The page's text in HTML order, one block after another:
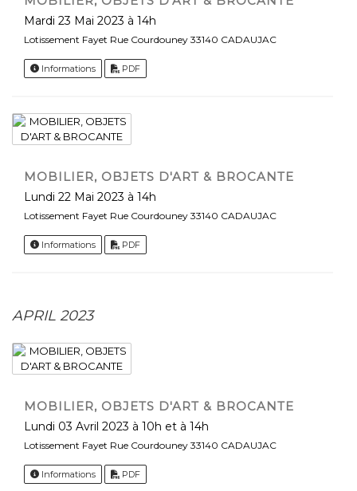
Mardi 23 Mai 2023 à 14h
Lotissement Fayet Rue Courdouney 33140 CADAUJAC
Informations PDF
MOBILIER, OBJETS D'ART & BROCANTE
Lundi 22 Mai 2023 à 14h
Lotissement Fayet Rue Courdouney 33140 CADAUJAC
Informations PDF
APRIL 2023
MOBILIER, OBJETS D'ART & BROCANTE
Lundi 03 Avril 2023 à 10h et à 14h
Lotissement Fayet Rue Courdouney 33140 CADAUJAC
Informations PDF